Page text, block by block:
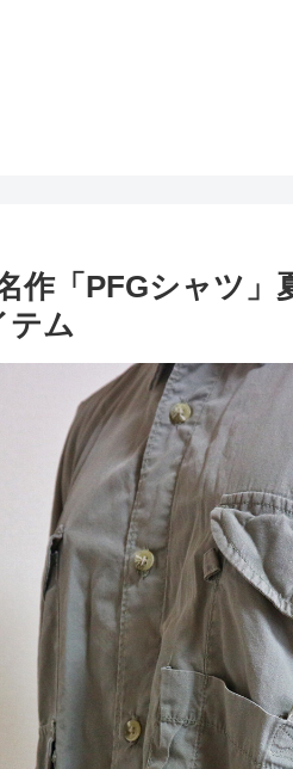
作「PFGシャツ」
テム